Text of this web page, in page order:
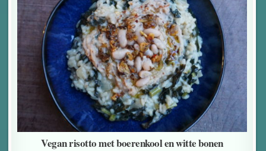
Vegan risotto met boerenkool en witte bonen